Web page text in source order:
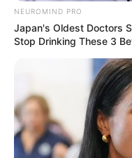
NEUROMIND PRO
Japan's Oldest Doctors
Stop Drinking These 3